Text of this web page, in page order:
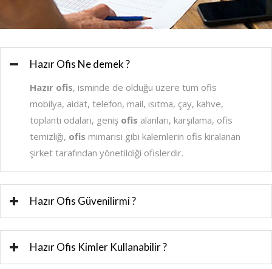
Hazır Ofis Ne demek ?
Hazır ofis, isminde de olduğu üzere tüm ofis
mobilya, aidat, telefon, mail, ısıtma, çay, kahve,
toplantı odaları, geniş ofis alanları, karşılama, ofis
temizliği, ofis mimarisi gibi kalemlerin ofis kiralanan
şirket tarafından yönetildiği ofislerdir.
Hazır Ofis Güvenilirmi ?
Hazır Ofis Kimler Kullanabilir ?